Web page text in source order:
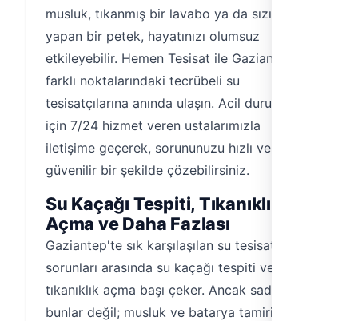
musluk, tıkanmış bir lavabo ya da sızıntı
yapan bir petek, hayatınızı olumsuz
etkileyebilir. Hemen Tesisat ile Gaziantep'in
farklı noktalarındaki tecrübeli su
tesisatçılarına anında ulaşın. Acil durumlar
için 7/24 hizmet veren ustalarımızla
iletişime geçerek, sorununuzu hızlı ve
güvenilir bir şekilde çözebilirsiniz.
Su Kaçağı Tespiti, Tıkanıklık
Açma ve Daha Fazlası
Gaziantep'te sık karşılaşılan su tesisat
sorunları arasında su kaçağı tespiti ve
tıkanıklık açma başı çeker. Ancak sadece
bunlar değil; musluk ve batarya tamiri,